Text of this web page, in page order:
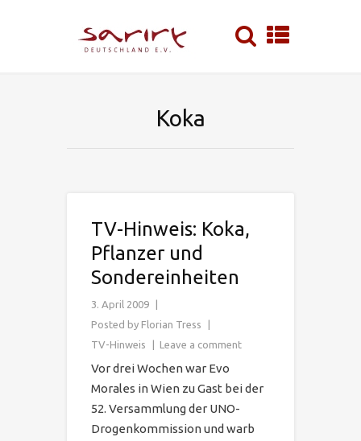
Koka
TV-Hinweis: Koka,
Pflanzer und
Sondereinheiten
3. April 2009
Posted by Florian Tress
TV-Hinweis
Leave a comment
Vor drei Wochen war Evo
Morales in Wien zu Gast bei der
52. Versammlung der UNO-
Drogenkommission und warb